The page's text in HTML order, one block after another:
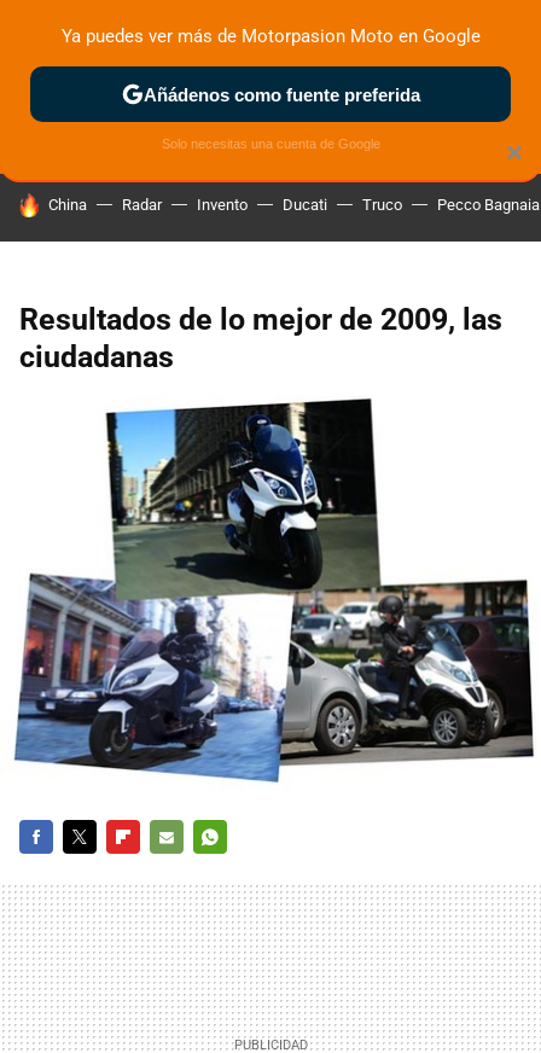
ZONA DE PRUEBAS DEPORTIVAS MOTOS ELÉCTRICAS
HOY SE HABLA DE
China Radar Invento Ducati Truco Pecco Bagnaia
Resultados de lo mejor de 2009, las
ciudadanas
MAIL
×
Ya puedes ver más de Motorpasion Moto en Google
Añádenos como fuente preferida
Solo necesitas una cuenta de Google